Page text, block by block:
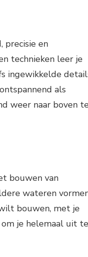
precisie en
technieken leer je
ingewikkelde
als
weer naar boven
bouwen van
wateren
bouwen, met je
je helemaal uit te